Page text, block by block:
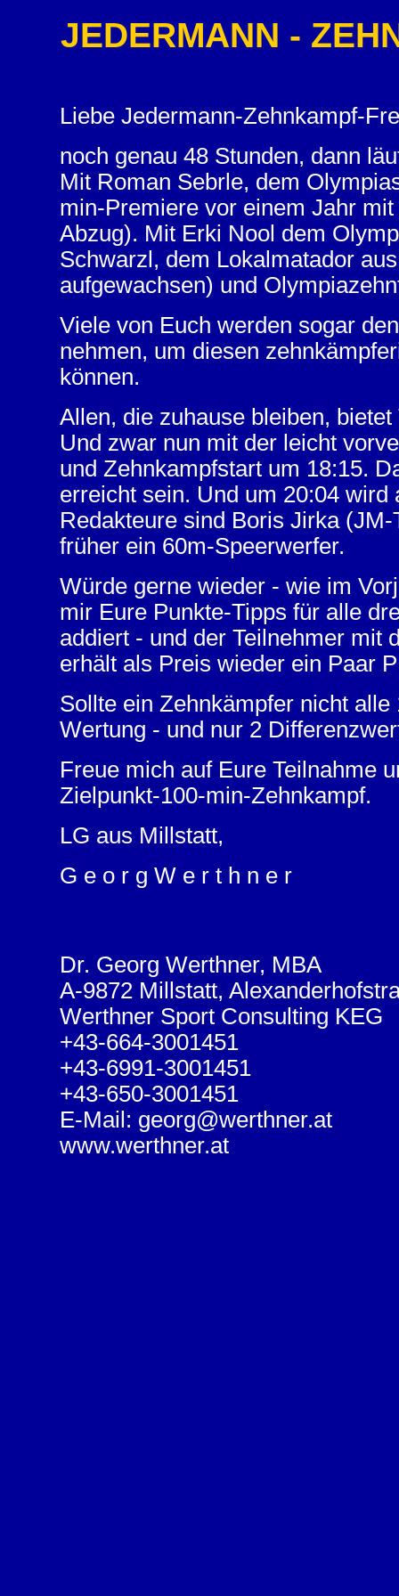
JEDERMANN -
Liebe Jedermann-Zehnkampf-
noch genau 48 Stunden, dann
Mit Roman Sebrle, dem
min-Premiere vor einem Jahr
Abzug). Mit Erki Nool dem
Schwarzl, dem Lokalmatador
aufgewachsen) und
Viele von Euch werden sogar
nehmen, um diesen
können.
Allen, die zuhause bleiben,
Und zwar nun mit der leicht
und Zehnkampfstart um 18:15.
erreicht sein. Und um 20:04
Redakteure sind Boris Jirka
früher ein 60m-Speerwerfer.
Würde gerne wieder - wie im
mir Eure Punkte-Tipps für alle
addiert - und der Teilnehmer mit
erhält als Preis wieder ein Paar
Sollte ein Zehnkämpfer nicht
Wertung - und nur 2
Freue mich auf Eure Teilnahme
Zielpunkt-100-min-Zehnkampf.
LG aus Millstatt,
G e o r g W e r t h n e r
Dr. Georg Werthner, MBA
A-9872 Millstatt,
Werthner Sport Consulting KEG
+43-664-3001451
+43-6991-3001451
+43-650-3001451
E-Mail: georg@werthner.at
www.werthner.at